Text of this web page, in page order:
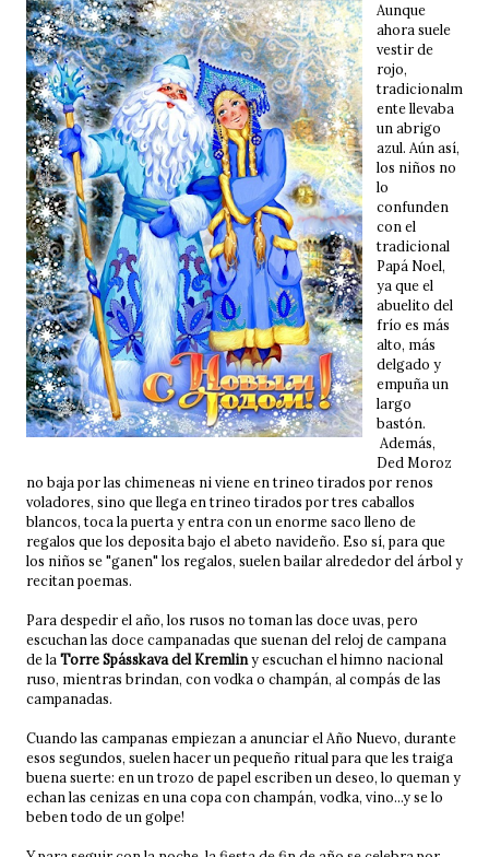
Aunque
ahora suele
vestir de
rojo,
tradicionalm
ente llevaba
un abrigo
azul. Aún así,
los niños no
lo
confunden
con el
tradicional
Papá Noel,
ya que el
abuelito del
frío es más
alto, más
delgado y
empuña un
largo
bastón.
Además,
Ded Moroz
no baja por las chimeneas ni viene en trineo tirados por renos
voladores, sino que llega en trineo tirados por tres caballos
blancos, toca la puerta y entra con un enorme saco lleno de
regalos que los deposita bajo el abeto navideño. Eso sí, para que
los niños se "ganen" los regalos, suelen bailar alrededor del árbol y
recitan poemas.
Para despedir el año, los rusos no toman las doce uvas, pero
escuchan las doce campanadas que suenan del reloj de campana
de laTorre Spásskava del Kremliny escuchan el himno nacional
ruso, mientras brindan, con vodka o champán, al compás de las
campanadas.
Cuando las campanas empiezan a anunciar el Año Nuevo, durante
esos segundos, suelen hacer un pequeño ritual para que les traiga
buena suerte: en un trozo de papel escriben un deseo, lo queman y
echan las cenizas en una copa con champán, vodka, vino...y se lo
beben todo de un golpe!